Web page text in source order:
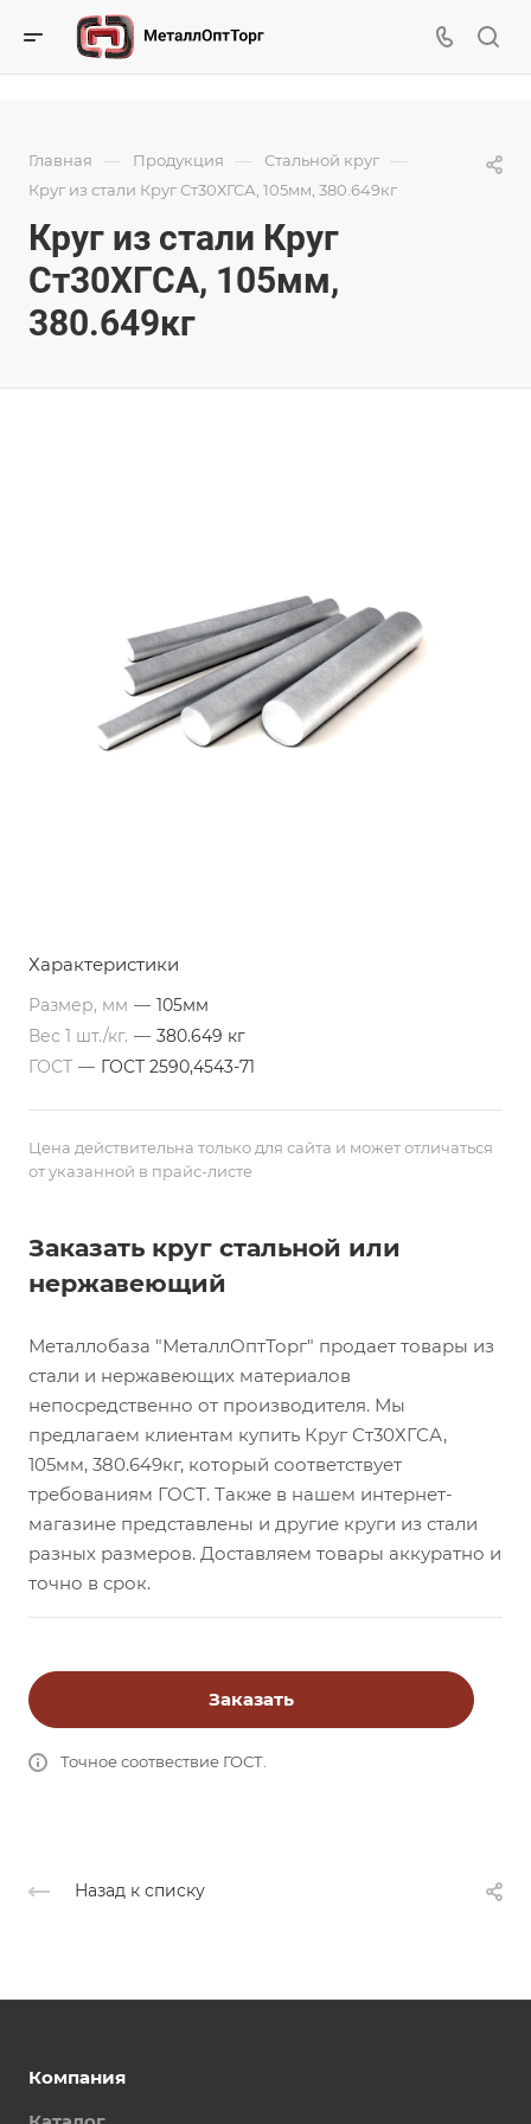
Главная — Продукция — Стальной круг —
Круг из стали Круг Ст30ХГСА, 105мм, 380.649кг
Круг из стали Круг
Ст30ХГСА, 105мм,
380.649кг
Характеристики
Размер, мм — 105мм
Вес 1 шт./кг. — 380.649 кг
ГОСТ — ГОСТ 2590,4543-71
Цена действительна только для сайта и может отличаться
от указанной в прайс-листе
Заказать круг стальной или
нержавеющий
Металлобаза "МеталлОптТорг" продает товары из
стали и нержавеющих материалов
непосредственно от производителя. Мы
предлагаем клиентам купить Круг Ст30ХГСА,
105мм, 380.649кг, который соответствует
требованиям ГОСТ. Также в нашем интернет-
магазине представлены и другие круги из стали
разных размеров. Доставляем товары аккуратно и
точно в срок.
Заказать
Точное соотвествие ГОСТ.
Назад к списку
Компания